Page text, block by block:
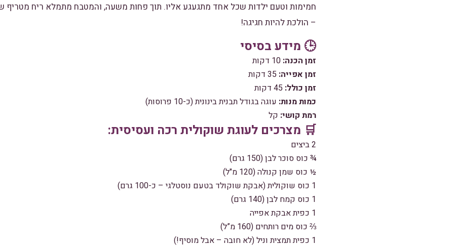
חמימות וטעם ילדות שכל אחד מתגעגע אליו. תוך פחות משעה, והמטבח מתמלא ריח
– הולכת להיות חגיגה!
🕒 מידע בסיסי
זמן הכנה:
זמן אפייה:
זמן כולל:
כמות מנות: עוגה בגודל תבנית בינונית (כ-10 פרוסות)
רמת קושי: קל
🛒 מצרכים לעוגת שוקולית רכה ועסיסית:
2 ביצים
¾ כוס סוכר לבן (150 גרם)
½ כוס שמן קנולה (120 מ"ל)
1 כוס שוקולית (אבקת שוקולד בטעם נוסטלגי – כ-100 גרם)
1 כוס קמח לבן (140 גרם)
1 כפית אבקת אפייה
⅔ כוס מים רותחים (160 מ”ל)
1 כפית תמצית וניל (לא חובה – אבל מוסיף!)